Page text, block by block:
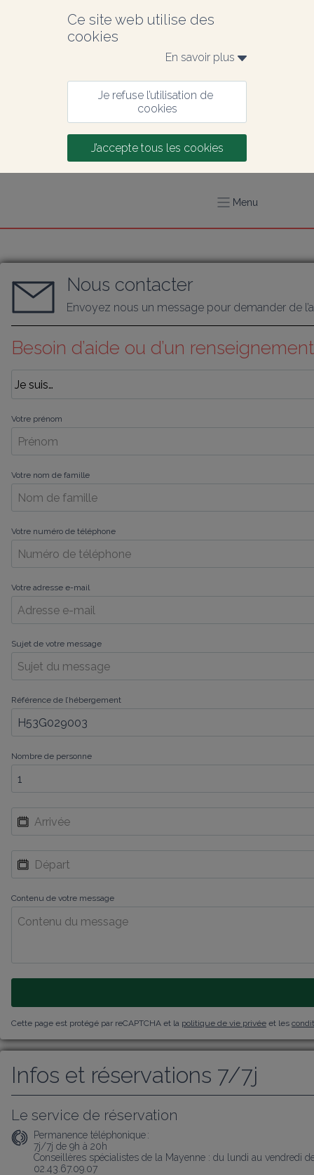
Ce site web utilise des
cookies
En savoir plus
Je refuse l’utilisation de
cookies
J’accepte tous les cookies
Menu
Nous contacter
Envoyez nous un message pour demander de
Besoin d’aide ou d’un
Votre prénom
Votre nom de famille
Votre numéro de téléphone
Votre adresse e-mail
Sujet de votre message
Référence de l’hébergement
Nombre de personne
Contenu de votre message
Cette page est protégé par reCAPTCHA et la politique de vie privée et les
Infos et réservations 7/7j
Le service de réservation
Permanence téléphonique :
7j/7j de 9h à 20h
Conseillères spécialistes de la Mayenne : du lundi au vendredi
02.43.67.09.07